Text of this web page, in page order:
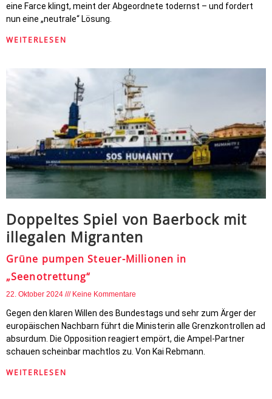
eine Farce klingt, meint der Abgeordnete todernst – und fordert
nun eine „neutrale“ Lösung.
WEITERLESEN
Doppeltes Spiel von Baerbock mit
illegalen Migranten
Grüne pumpen Steuer-Millionen in
„Seenotrettung“
22. Oktober 2024 Keine Kommentare
Gegen den klaren Willen des Bundestags und sehr zum Ärger der
europäischen Nachbarn führt die Ministerin alle Grenzkontrollen ad
absurdum. Die Opposition reagiert empört, die Ampel-Partner
schauen scheinbar machtlos zu. Von Kai Rebmann.
WEITERLESEN